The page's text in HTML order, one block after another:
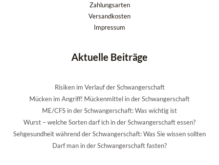
Zahlungsarten
Versandkosten
Impressum
Aktuelle Beiträge
Risiken im Verlauf der Schwangerschaft
Mücken im Angriff! Mückenmittel in der Schwangerschaft
ME/CFS in der Schwangerschaft: Was wichtig ist
Wurst – welche Sorten darf ich in der Schwangerschaft essen?
Sehgesundheit während der Schwangerschaft: Was Sie wissen sollten
Darf man in der Schwangerschaft fasten?